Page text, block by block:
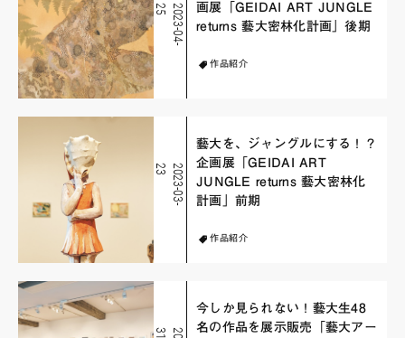
2
0
2
3
-
0
4
-
2
5
画展「GEIDAI ART JUNGLE
returns 藝大密林化計画」後期
作品紹介
2
0
2
3
-
0
3
-
2
3
藝大を、ジャングルにする！？
企画展「GEIDAI ART
JUNGLE returns 藝大密林化
計画」前期
作品紹介
1
今しか見られない！藝大生48
名の作品を展示販売「藝大アー